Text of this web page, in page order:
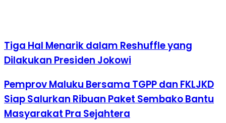
Tiga Hal Menarik dalam Reshuffle yang
Dilakukan Presiden Jokowi
Pemprov Maluku Bersama TGPP dan FKLJKD
Siap Salurkan Ribuan Paket Sembako Bantu
Masyarakat Pra Sejahtera